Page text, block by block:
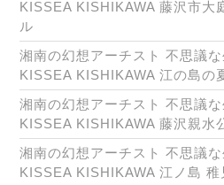
KISSEA KISHIKAWA 藤沢市大
ル
湘南の幻想アーチスト 不思議
KISSEA KISHIKAWA 江の島の
湘南の幻想アーチスト 不思議
KISSEA KISHIKAWA 藤沢親水
湘南の幻想アーチスト 不思議
KISSEA KISHIKAWA 江ノ島